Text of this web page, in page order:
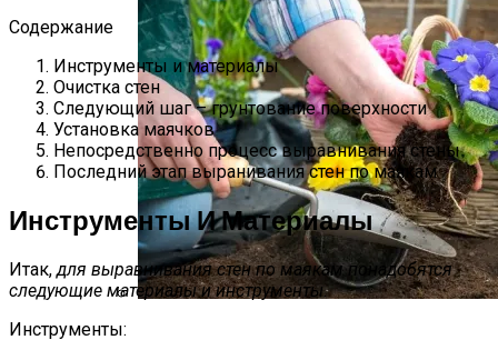
Содержание
Инструменты и материалы
Очистка стен
Следующий шаг – грунтование поверхности
Установка маячков
Непосредственно процесс выравнивания стены
Последний этап выранивания стен по маякам
Инструменты И Материалы
Итак,для выравнивания стен по маякам понадобятся
следующие материалы и инструменты.
Инструменты: